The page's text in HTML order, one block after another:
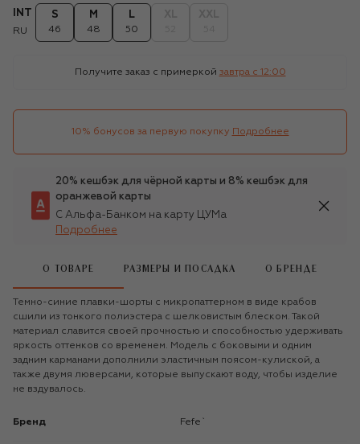
INT
RU
S
46
M
48
L
50
Получите заказ с примеркой завтра c 12:00
10% бонусов за первую покупку Подробнее
20% кешбэк для чёрной карты и 8% кешбэк для
оранжевой карты
С Альфа-Банком на карту ЦУМа
Подробнее
О ТОВАРЕ РАЗМЕРЫ И ПОСАДКА О БРЕНДЕ
Темно-синие плавки-шорты с микропаттерном в виде крабов
сшили из тонкого полиэстера с шелковистым блеском. Такой
материал славится своей прочностью и способностью удерживать
яркость оттенков со временем. Модель с боковыми и одним
задним карманами дополнили эластичным поясом-кулиской, а
также двумя люверсами, которые выпускают воду, чтобы изделие
не вздувалось.
Бренд Fefe`